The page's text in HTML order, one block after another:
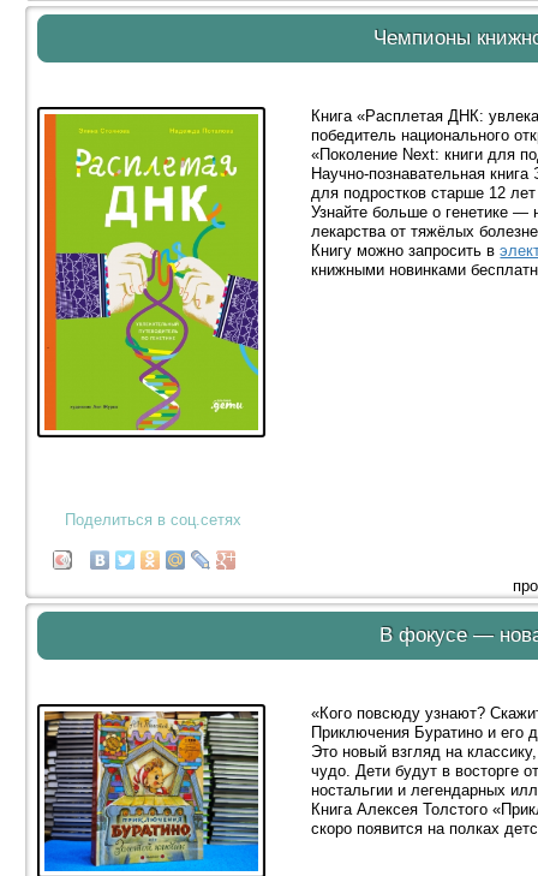
Чемпионы
Книга «Расплетая ДНК:
победитель национального
«Поколение Next: книги для
Научно-познавательная
для подростков старше 12
Узнайте больше о генетике —
лекарства от тяжёлых
Книгу можно запросить в
книжными новинками
Поделиться в соц.сетях
В фокусе —
«Кого повсюду узнают?
Приключения Буратино и его
Это новый взгляд на
чудо. Дети будут в восторге
ностальгии и легендарных
Книга Алексея Толстого
скоро появится на полках